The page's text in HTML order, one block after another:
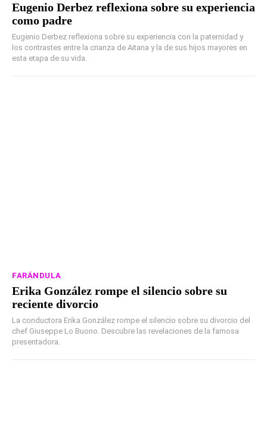
Eugenio Derbez reflexiona sobre su experiencia
como padre
Eugenio Derbez reflexiona sobre su experiencia con la paternidad y
los contrastes entre la crianza de Aitana y la de sus hijos mayores en
esta etapa de su vida.
FARÁNDULA
Erika González rompe el silencio sobre su
reciente divorcio
La conductora Erika González rompe el silencio sobre su divorcio del
chef Giuseppe Lo Buono. Descubre las revelaciones de la famosa
presentadora.